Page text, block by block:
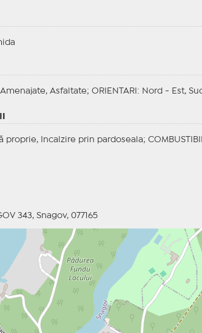
Asfaltate; ORIENTARI : Nord - Est,
proprie, Incalzire prin pardoseala;
343, Snagov, 077165